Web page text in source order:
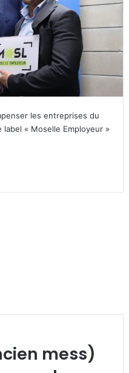
les entreprises du
« Moselle Employeur »
mess)